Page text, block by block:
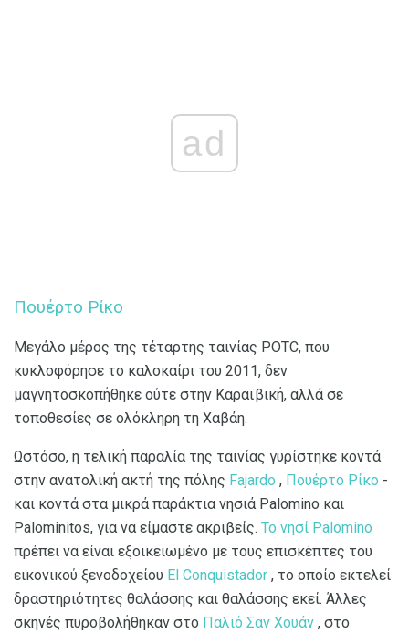
ad
Πουέρτο Ρίκο
Μεγάλο μέρος της τέταρτης ταινίας POTC, που
κυκλοφόρησε το καλοκαίρι του 2011, δεν
μαγνητοσκοπήθηκε ούτε στην Καραϊβική, αλλά σε
τοποθεσίες σε ολόκληρη τη Χαβάη.
Ωστόσο, η τελική παραλία της ταινίας γυρίστηκε κοντά
στην ανατολική ακτή της πόλης Fajardo , Πουέρτο Ρίκο -
και κοντά στα μικρά παράκτια νησιά Palomino και
Palominitos, για να είμαστε ακριβείς. Το νησί Palomino
πρέπει να είναι εξοικειωμένο με τους επισκέπτες του
εικονικού ξενοδοχείου El Conquistador , το οποίο εκτελεί
δραστηριότητες θαλάσσης και θαλάσσης εκεί. Άλλες
σκηνές πυροβολήθηκαν στο Παλιό Σαν Χουάν , στο